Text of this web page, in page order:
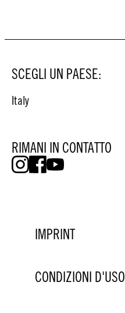
SCEGLI UN PAESE:
Italy
RIMANI IN CONTATTO
IMPRINT
CONDIZIONI D'USO